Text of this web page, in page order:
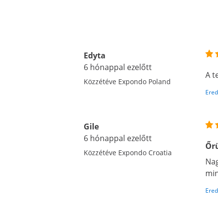
Edyta
6 hónappal ezelőtt
Közzétéve Expondo Poland
A
Gile
6 hónappal ezelőtt
Közzétéve Expondo Croatia